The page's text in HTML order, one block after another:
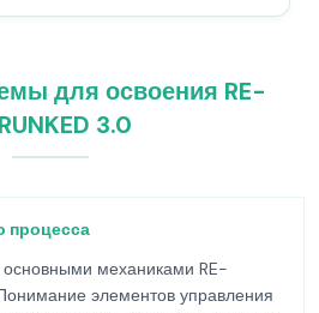
для освоения RE-
3.0
процесса
основными механиками RE-
элементов управления